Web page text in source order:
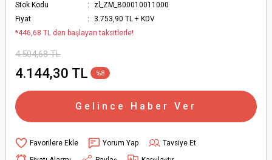
Stok Kodu
zl_ZM_B00010011000
Fiyat
3.753,90 TL + KDV
*446,68 TL den başlayan taksitlerle!
4.504,68 TL
4.144,30 TL %8
Gelince Haber Ver
Yorum Yap
Tavsiye Et